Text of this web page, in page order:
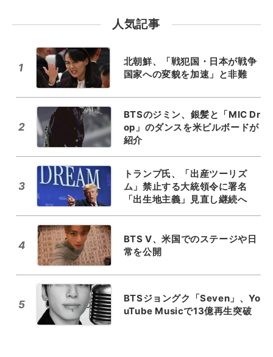
人気記事
1
北朝鮮、「戦犯国・日本が戦争
国家への変貌を加速」と非難
2
BTSのジミン、銀髪と「MIC Dr
op」のダンスを米ビルボードが
紹介
3
トランプ氏、「出産ツーリズ
ム」禁止する大統領令に署名
「出生地主義」見直し継続へ
4
BTS V、米国でのステージや日
常を公開
5
BTSジョングク「Seven」、Yo
uTube Musicで13億再生突破